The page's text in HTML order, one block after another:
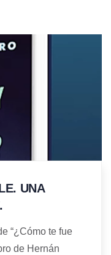
UNA
“¿Cómo te fue
de Hernán